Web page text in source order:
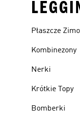
Płaszcze
Kombinezony
Nerki
Krótkie Topy
Bomberki